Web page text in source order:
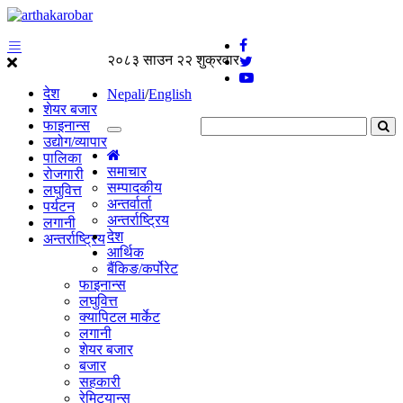
देश
शेयर बजार
फाइनान्स
उद्योग/व्यापार
पालिका
रोजगारी
लघुवित्त
पर्यटन
लगानी
अन्तर्राष्ट्रिय
२०८३ साउन २२ शुक्रवार
Nepali/English
समाचार
सम्पादकीय
अन्तर्वार्ता
अन्तर्राष्ट्रिय
देश
आर्थिक
बैंकिङ/कर्पोरेट
फाइनान्स
लघुवित्त
क्यापिटल मार्केट
लगानी
शेयर बजार
बजार
सहकारी
रेमिट्यान्स